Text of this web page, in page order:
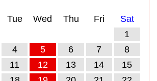
Tue Wed Thu Fri
Sat
1
4 5 6 7
8
11 12 13 14
15